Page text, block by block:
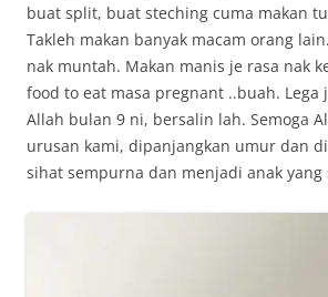
buat split, buat steching cuma makan
Takleh makan banyak macam orang
nak muntah. Makan manis je rasa nak
food to eat masa pregnant ..buah. Lega
Allah bulan 9 ni, bersalin lah. Semoga
urusan kami, dipanjangkan umur dan
sihat sempurna dan menjadi anak